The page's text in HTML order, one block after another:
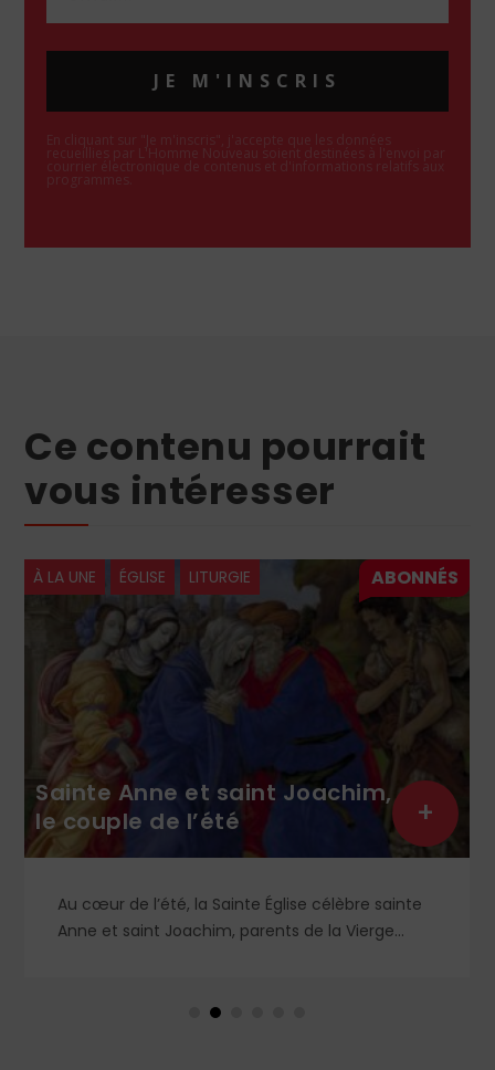
JE M'INSCRIS
En cliquant sur "Je m'inscris", j'accepte que les données
recueillies par L'Homme Nouveau soient destinées à l'envoi par
courrier électronique de contenus et d'informations relatifs aux
programmes.
Ce contenu pourrait
vous intéresser
À LA UNE ÉGLISE LITURGIE
Sainte Anne et saint Joachim,
le couple de l’été
Au cœur de l’été, la Sainte Église célèbre sainte
Anne et saint Joachim, parents de la Vierge
en Orient qu’en Occident, célèbre par sa piété
+